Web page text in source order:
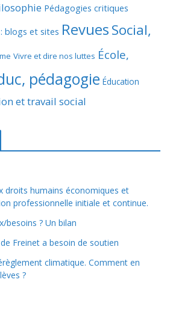
Pédagogies critiques
blogs et sites RevuesSocial,
Vivre et dire nos luttes École,
pédagogie Éducation
et travail social
droits humains économiques et
professionnelle initiale et continue.
besoins ? Un bilan
Freinet a besoin de soutien
climatique. Comment en
?